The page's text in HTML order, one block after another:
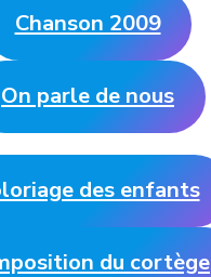
Chanson 2009
On parle de nous
des enfants
du cortège